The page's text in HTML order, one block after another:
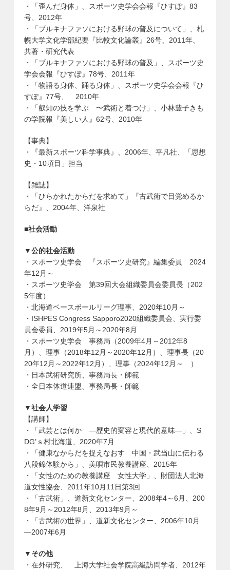
・「歪んだ身体」、スポーツ史学会会報『ひすぽ』83
号、2012年
・「ブルキナファソにおける野球の普及について」、札
幌大学文化学部紀要『比較文化論叢』26号、2011年、
共著・研究代表
・「ブルキナファソにおける野球の普及」、スポーツ史
学会会報『ひすぽ』78号、2011年
・「物語る身体、踊る身体」、スポーツ史学会会報『ひ
すぽ』77号、 2010年
・「叡知の技を学ぶ 〜武術と着つけ」、小林豊子きも
の学院報『美しい人』62号、2010年
【事典】
・『最新スポーツ科学事典』、2006年、平凡社、「思想
史・10項目」担当
【雑誌】
・「ひらかれたからだを求めて」『古武術で目覚めるか
らだ』、2004年、洋泉社
■社会活動
▼公的社会活動
・スポーツ史学会 『スポーツ史研究』編集委員 2024
年12月～
・スポーツ史学会 第39回大会組織委員会委員長（202
5年度）
・北海道ベースボールリーグ理事、2020年10月～
・ISHPES Congress Sapporo2020組織委員会、実行委
員会委員、2019年5月～2020年8月
・スポーツ史学会 事務局（2009年4月～2012年8
月）、理事（2018年12月～2020年12月）、理事長（20
20年12月～2022年12月）、理事（2024年12月～ ）
・日本武術研究所、事務局長・師範
・全日本体道連盟、事務局長・師範
▼社会人学習
【講師】
・「武芸とは何か ―歴史的変容と現代的意味―」、S
DG’ｓ村北海道、2020年7月
・「健康なからだを捉えなおす 中国・武当山に伝わる
八段錦体験から」、美唄市民教養講座、2015年
・「女性のための教養講座 女性大学」、財団法人北海
道女性協会、2011年10月11日第3回
・「古武術」、道新文化センター、2008年4～6月、200
8年9月～2012年8月、2013年9月～
・「古武術の世界」、道新文化センター、2006年10月
―2007年6月
▼その他
・在外研究、 上海大学社会学院高級訪問学者、2012年